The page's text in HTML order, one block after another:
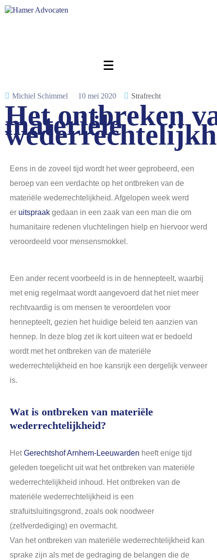
Michiel Schimmel 10 mei 2020 Strafrecht
Het ontbreken
materiële
Eens in de zoveel tijd wordt het weer geprobeerd, een
beroep van een verdachte op het ontbreken van de
materiële wederrechtelijkheid. Afgelopen week werd
er uitspraak gedaan in een zaak van een man die om
humanitaire redenen vluchtelingen hielp en hiervoor werd
veroordeeld voor mensensmokkel.
Een ander recent voorbeeld is in de hennepteelt, waarbij
met enig regelmaat wordt aangevoerd dat het niet meer
rechtvaardig is om mensen te veroordelen voor
hennepteelt, gezien het huidige beleid ten aanzien van
hennep. In deze blog zet ik kort uiteen wat er bedoeld
wordt met het ontbreken van de materiële
wederrechtelijkheid en hoe kansrijk een dergelijk verweer
is.
Wat is ontbreken van materiële
wederrechtelijkheid?
HetGerechtshof Arnhem-Leeuwarden heeft enige tijd
geleden toegelicht uit wat het ontbreken van materiële
wederrechtelijkheid inhoud. Het ontbreken van de
materiële wederrechtelijkheid is een
strafuitsluitingsgrond, zoals ook noodweer
(zelfverdediging) en overmacht.
Van het ontbreken van materiële wederrechtelijkheid kan
sprake zijn als met de gedraging de belangen die de